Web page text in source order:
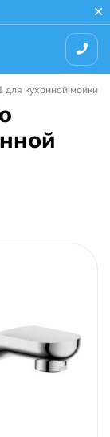
для кухонной мойки